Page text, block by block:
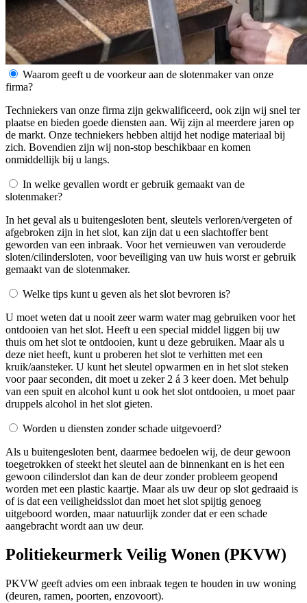
Waarom geeft u de voorkeur aan de slotenmaker van onze
firma?
Techniekers van onze firma zijn gekwalificeerd, ook zijn wij snel ter
plaatse en bieden goede diensten aan. Wij zijn al meerdere jaren op
de markt. Onze techniekers hebben altijd het nodige materiaal bij
zich. Bovendien zijn wij non-stop beschikbaar en komen
onmiddellijk bij u langs.
In welke gevallen wordt er gebruik gemaakt van de
slotenmaker?
In het geval als u buitengesloten bent, sleutels verloren/vergeten of
afgebroken zijn in het slot, kan zijn dat u een slachtoffer bent
geworden van een inbraak. Voor het vernieuwen van verouderde
sloten/cilindersloten, voor beveiliging van uw huis worst er gebruik
gemaakt van de slotenmaker.
Welke tips kunt u geven als het slot bevroren is?
U moet weten dat u nooit zeer warm water mag gebruiken voor het
ontdooien van het slot. Heeft u een special middel liggen bij uw
thuis om het slot te ontdooien, kunt u deze gebruiken. Maar als u
deze niet heeft, kunt u proberen het slot te verhitten met een
kruik/aansteker. U kunt het sleutel opwarmen en in het slot steken
voor paar seconden, dit moet u zeker 2 á 3 keer doen. Met behulp
van een spuit en alcohol kunt u ook het slot ontdooien, u moet paar
druppels alcohol in het slot gieten.
Worden u diensten zonder schade uitgevoerd?
Als u buitengesloten bent, daarmee bedoelen wij, de deur gewoon
toegetrokken of steekt het sleutel aan de binnenkant en is het een
gewoon cilinderslot dan kan de deur zonder probleem geopend
worden met een plastic kaartje. Maar als uw deur op slot gedraaid is
of is dat een veiligheidsslot dan moet het slot spijtig genoeg
uitgeboord worden, maar natuurlijk zonder dat er een schade
aangebracht wordt aan uw deur.
Politiekeurmerk Veilig Wonen (PKVW)
PKVW geeft advies om een inbraak tegen te houden in uw woning
(deuren, ramen, poorten, enzovoort).